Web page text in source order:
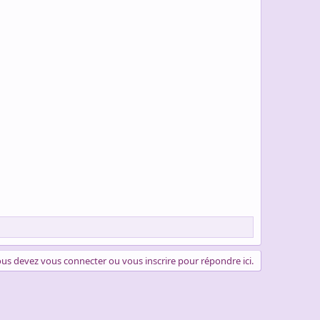
devez vous connecter ou vous inscrire pour répondre ici.